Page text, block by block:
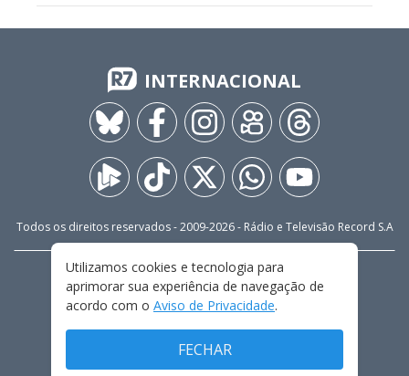
INTERNACIONAL
Todos os direitos reservados - 2009-2026- Rádio e Televisão Record S.A
FALE CONOSCO
PRIVACIDADE
TERMOS E CONDIÇÕES DE USO
Utilizamos cookies e tecnologia para
aprimorar sua experiência de navegação de
acordo com o Aviso de Privacidade.
FECHAR